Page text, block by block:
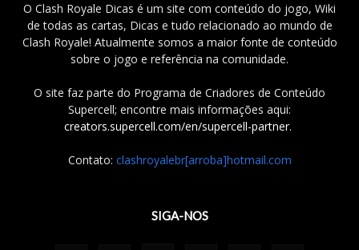
O Clash Royale Dicas é um site com conteúdo do jogo, Wiki
de todas as cartas, Dicas e tudo relacionado ao mundo de
Clash Royale! Atualmente somos a maior fonte de conteúdo
sobre o jogo e referência na comunidade.
O site faz parte do Programa de Criadores de Conteúdo
Supercell; encontre mais informações aqui:
creators.supercell.com/en/supercell-partner.
Contato: clashroyalebr[arroba]hotmail.com
SIGA-NOS